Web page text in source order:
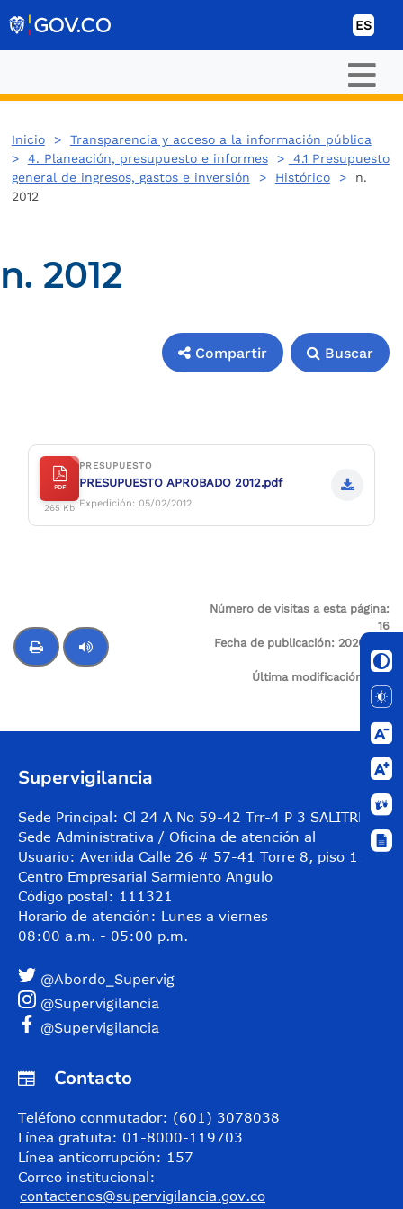
ES
Inicio> Transparencia y acceso a la información pública
> 4. Planeación, presupuesto e informes>
4.1 Presupuesto
general de ingresos, gastos e inversión > Histórico> n.
2012
n. 2012
Compartir Buscar
PDF
265 Kb
PRESUPUESTO
PRESUPUESTO APROBADO 2012.pdf
Expedición: 05/02/2012
Número de visitas a esta página:
16
Fecha de publicación: 2026-01-
05
Última modificación:
Supervigilancia
Sede Principal: Cl 24 A No 59-42 Trr-4 P 3 SALITRE
Sede Administrativa / Oficina de atención al
Usuario: Avenida Calle 26 # 57-41 Torre 8, piso 11
Centro Empresarial Sarmiento Angulo
Código postal: 111321
Horario de atención: Lunes a viernes
08:00 a.m. - 05:00 p.m.
@Abordo_Supervig
@Supervigilancia
@Supervigilancia
Contacto
Teléfono conmutador: (601) 3078038
Línea gratuita: 01-8000-119703
Línea anticorrupción: 157
Correo institucional:
contactenos@supervigilancia.gov.co